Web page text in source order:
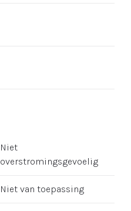
Niet
overstromingsgevoelig
Niet van toepassing